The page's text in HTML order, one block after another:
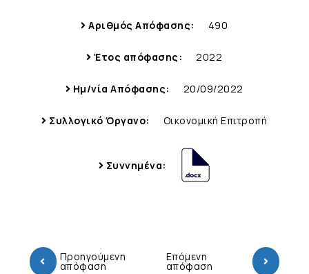
Αριθμός Απόφασης: 490
Έτος απόφασης: 2022
Ημ/νία Απόφασης: 20/09/2022
Συλλογικό Όργανο: Οικονομική Επιτροπή
Συννημένα:
Προηγούμενη
απόφαση
Επόμενη
απόφαση